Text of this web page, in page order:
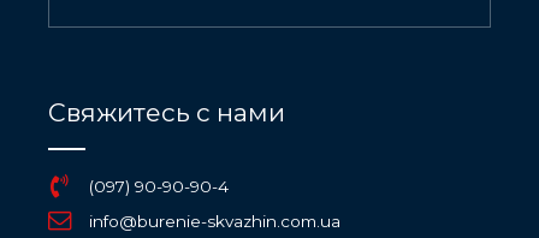
Свяжитесь с нами
(097) 90-90-90-4
info@burenie-skvazhin.com.ua